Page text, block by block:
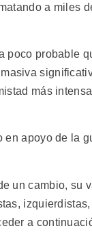
a miles
poco probable
más
apoyo de la
un cambio, su
a